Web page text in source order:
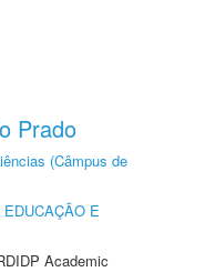
Prado
(Câmpus de
E
Academic